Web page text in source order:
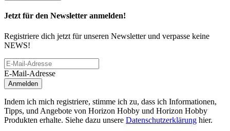
Jetzt für den Newsletter anmelden!
Registriere dich jetzt für unseren Newsletter und verpasse keine
NEWS!
E-Mail-Adresse
Anmelden
Indem ich mich registriere, stimme ich zu, dass ich Informationen,
Tipps, und Angebote von Horizon Hobby und Horizon Hobby
Produkten erhalte. Siehe dazu unsere Datenschutzerklärung hier.